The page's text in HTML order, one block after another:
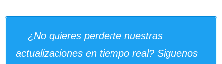
¿No quieres perderte nuestras
actualizaciones en tiempo real? Siguenos